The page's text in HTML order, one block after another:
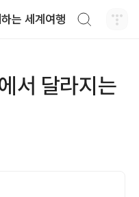
는 세계여행
서 달라지는